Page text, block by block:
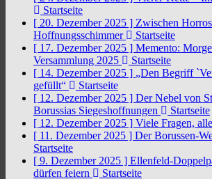
Startseite
[ 20. Dezember 2025 ] Zwischen
Hoffnungsschimmer
Startseite
[ 17. Dezember 2025 ] Memento:
Versammlung 2025
Startseite
[ 14. Dezember 2025 ] „Den Begriff
gefüllt“
Startseite
[ 12. Dezember 2025 ] Der Nebel von
Borussias Siegeshoffnungen
Startseite
[ 12. Dezember 2025 ] Viele Fragen,
[ 11. Dezember 2025 ] Der Borussen-
Startseite
[ 9. Dezember 2025 ] Ellenfeld-
dürfen feiern
Startseite